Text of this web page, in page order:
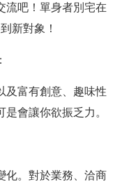
流吧！單身者別宅在
新對象！
及富有創意、趣味性
會讓你欲振乏力。
化。對於業務、洽商